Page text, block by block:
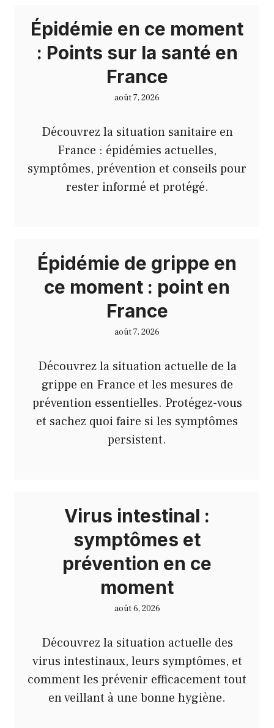
Épidémie en ce moment
: Points sur la santé en
France
août 7, 2026
Découvrez la situation sanitaire en
France : épidémies actuelles,
symptômes, prévention et conseils pour
rester informé et protégé.
Épidémie de grippe en
ce moment : point en
France
août 7, 2026
Découvrez la situation actuelle de la
grippe en France et les mesures de
prévention essentielles. Protégez-vous
et sachez quoi faire si les symptômes
persistent.
Virus intestinal :
symptômes et
prévention en ce
moment
août 6, 2026
Découvrez la situation actuelle des
virus intestinaux, leurs symptômes, et
comment les prévenir efficacement tout
en veillant à une bonne hygiène.